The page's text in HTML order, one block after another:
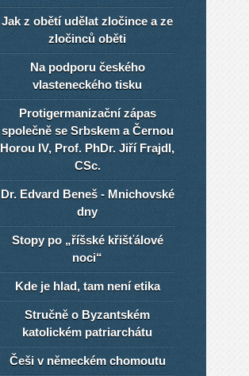
Jak z obětí udělat zločince a ze
zločinců oběti
Na podporu českého
vlasteneckého tisku
Protigermanizační zápas
společně se Srbskem a Černou
Horou IV, Prof. PhDr. Jiří Frajdl,
CSc.
Dr. Edvard Beneš - Mnichovské
dny
Stopy po „říšské křišťálové
noci“
Kde je hlad, tam není etika
Stručně o Byzantském
katolickém patriarchátu
Češi v německém chomoutu